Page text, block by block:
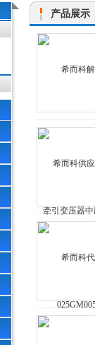
产品展示